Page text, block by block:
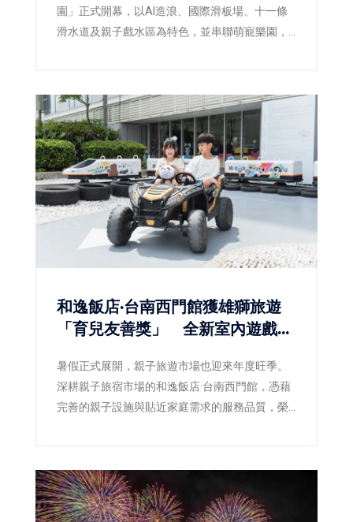
園」正式開幕，以AI造浪、國際滑板場、十一條
滑水道及親子戲水區為特色，並串聯萌寵樂園，
和逸飯店·台南西門館獲雄獅旅遊
「育兒友善獎」 全新室內遊戲室
暑假正式展開，親子旅遊市場也迎來年度旺季。
深耕親子旅宿市場的和逸飯店·台南西門館，憑藉
完善的親子設施與貼近家庭需求的服務品質，榮
到來，飯店同步推出全新室內遊戲空間「和逸囡
仔埕」，並規劃「FUN暑假 1+1放電趣」體驗套票
及「雙樂園放電大冒險」住房專案，從室內外遊